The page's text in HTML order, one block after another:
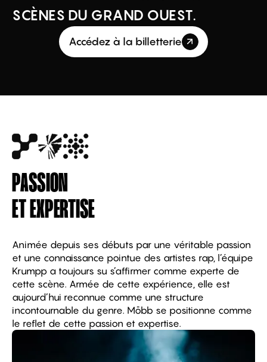
SCÈNES DU GRAND OUEST.
Accédez à la billetterie
PASSION
ET EXPERTISE
Animée depuis ses débuts par une véritable passion
et une connaissance pointue des artistes rap, l’équipe
Krumpp a toujours su s’affirmer comme experte de
cette scène. Armée de cette expérience, elle est
aujourd’hui reconnue comme une structure
incontournable du genre. Mōbb se positionne comme
le reflet de cette passion et expertise.